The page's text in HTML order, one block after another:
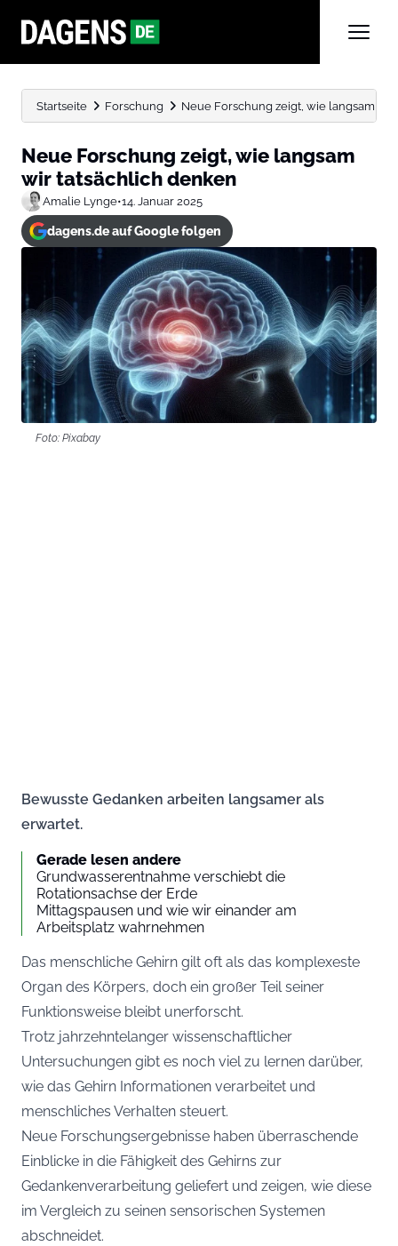
Startseite Forschung Neue Forschung zeigt, wie langsam
Neue Forschung zeigt, wie langsam
wir tatsächlich denken
Amalie Lynge•14. Januar 2025
dagens.de auf Google folgen
Foto: Pixabay
Bewusste Gedanken arbeiten langsamer als
erwartet.
Gerade lesen andere
Grundwasserentnahme verschiebt die
Rotationsachse der Erde
Mittagspausen und wie wir einander am
Arbeitsplatz wahrnehmen
Das menschliche Gehirn gilt oft als das komplexeste
Organ des Körpers, doch ein großer Teil seiner
Funktionsweise bleibt unerforscht.
Trotz jahrzehntelanger wissenschaftlicher
Untersuchungen gibt es noch viel zu lernen darüber,
wie das Gehirn Informationen verarbeitet und
menschliches Verhalten steuert.
Neue Forschungsergebnisse haben überraschende
Einblicke in die Fähigkeit des Gehirns zur
Gedankenverarbeitung geliefert und zeigen, wie diese
im Vergleich zu seinen sensorischen Systemen
abschneidet.